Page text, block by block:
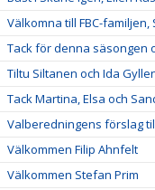
Välkomna till FBC-familjen,
Tack för denna säsongen
Tiltu Siltanen och Ida
Tack Martina, Elsa och
Valberedningens förslag
Välkommen Filip Ahnfelt
Välkommen Stefan Prim